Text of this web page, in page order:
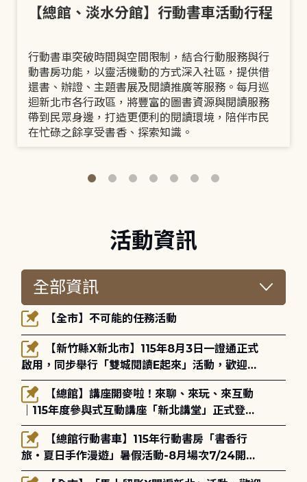
【總館、淡水分館】行動書車活動行程
行動書車突破時間與空間限制，結合行動服務與行
動書房功能，以靈活機動的方式深入社區，提供借
還書、辦證、主題書展及閱讀推廣等服務。每月巡
迴新北市各行政區，將豐富的圖書資源與閱讀服務
帶到民眾身邊，打造更便利的閱讀環境，陪伴市民
在忙碌之餘享受書香、探索知識。
活動資訊
【全市】不可能的任務活動
啟用，同步舉行「雙城閱讀E起來」活動，歡迎踴
躍參加(115年8月3日至10月4日)。
｜115年度參與式互動講座「新北講堂」正式登
場！
旅・夏日手作漫遊」暑假活動-8月場次7/24開始
報名